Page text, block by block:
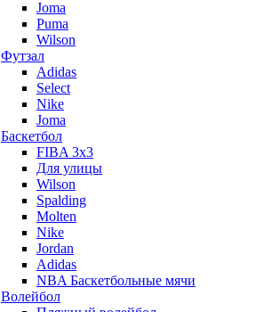
Joma
Puma
Wilson
Футзал
Adidas
Select
Nike
Joma
Баскетбол
FIBA 3x3
Для улицы
Wilson
Spalding
Molten
Nike
Jordan
Adidas
NBA Баскетбольные мячи
Волейбол